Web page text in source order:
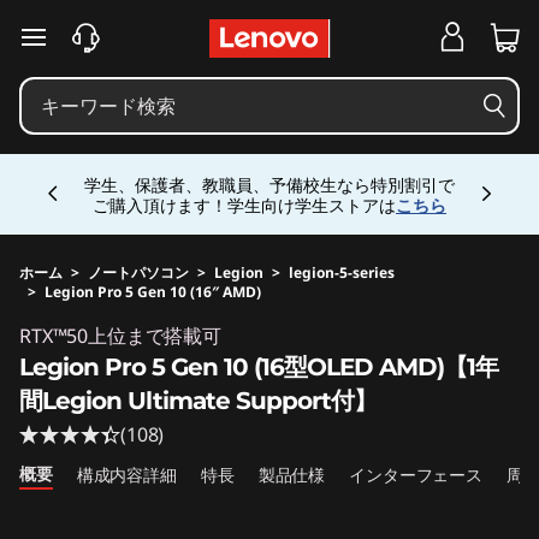
p
a
o
メインコンテンツにスキップする
学生、保護者、教職員、予備校生なら特別割引で
ご購入頂けます！学生向け学生ストアはこちら
ホーム > ノートパソコン > Legion > legion-5-series
> Legion Pro 5 Gen 10 (16″ AMD)
RTX™50上位まで搭載可
Legion Pro 5 Gen 10 (16型OLED AMD)【1年
間Legion Ultimate Support付】
(108)
概要 構成内容詳細 特長 製品仕様 インターフェース 周